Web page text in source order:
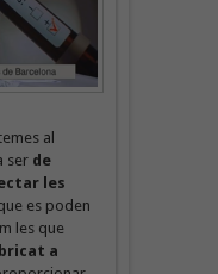
al
ser de
les
es poden
les que
a